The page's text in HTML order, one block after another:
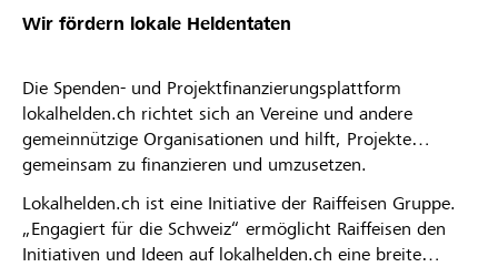
Wir fördern lokale Heldentaten
Die Spenden- und Projektfinanzierungsplattform
lokalhelden.ch richtet sich an Vereine und andere
gemeinnützige Organisationen und hilft, Projekte
gemeinsam zu finanzieren und umzusetzen.
Lokalhelden.ch ist eine Initiative der Raiffeisen Gruppe.
„Engagiert für die Schweiz“ ermöglicht Raiffeisen den
Initiativen und Ideen auf lokalhelden.ch eine breite